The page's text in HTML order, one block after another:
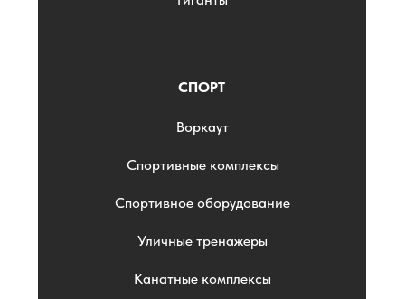
СПОРТ
Воркаут
Спортивные комплексы
Спортивное оборудование
Уличные тренажеры
Канатные комплексы